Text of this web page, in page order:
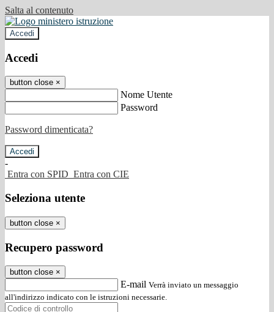
Salta al contenuto
Accedi
Accedi
button close ×
Nome Utente
Password
Password dimenticata?
-
Entra con SPID Entra con CIE
Seleziona utente
button close ×
Recupero password
button close ×
E-mail Verrà inviato un messaggio
all'indirizzo indicato con le istruzioni necessarie.